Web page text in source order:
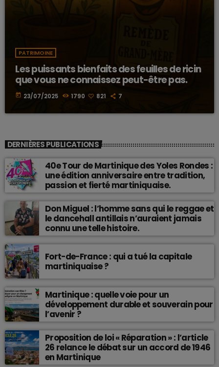
PATRIMOINE
Les puissants bienfaits des feuilles de ricin
que vous ne connaissez peut-être pas.
today 23/07/2025 1790 821 7
DERNIÈRES PUBLICATIONS
40e Tour de Martinique des Yoles Rondes :
une édition anniversaire entre tradition,
passion et fierté martiniquaise.
Don Miguel : l’homme sans qui le reggae et
le dancehall antillais n’auraient jamais
connu une telle histoire.
Fort-de-France : qui a tué la capitale
martiniquaise ?
Martinique : quelle voie pour un
développement durable et souverain pour
l’avenir ?
Proposition de loi « Réparation » : l’article
26 relance le débat sur un accord de 1946
en Martinique